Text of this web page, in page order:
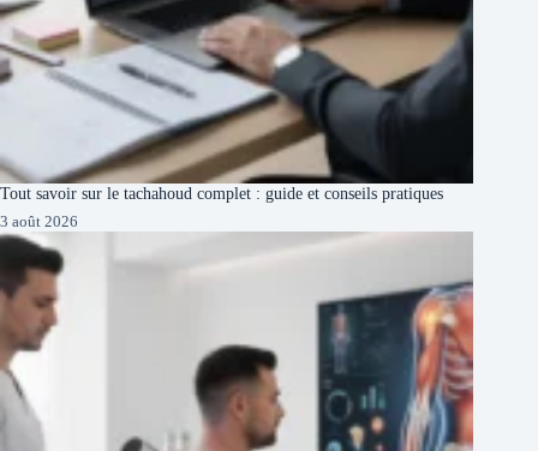
Tout savoir sur le tachahoud complet : guide et conseils pratiques
3 août 2026